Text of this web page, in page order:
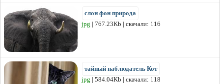
слон фон природа
jpg | 767.23Kb | скачали: 116
тайный наблюдатель Кот
jpg | 584.04Kb | скачали: 118